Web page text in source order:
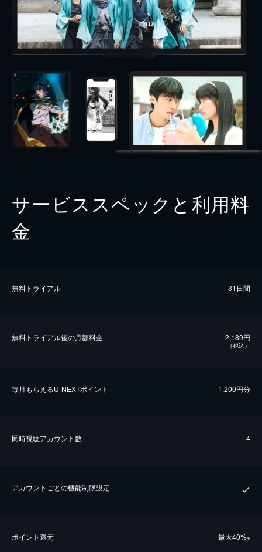
サービススペックと利用料
金
無料トライアル 31日間
無料トライアル後の⽉額料金 2,189円
（税込）
毎⽉もらえるU-NEXTポイント 1,200円分
同時視聴アカウント数 4
アカウントごとの機能制限設定
ポイント還元 最⼤40%※